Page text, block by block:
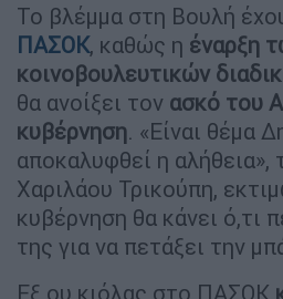
Το βλέμμα στη Βουλή
ΠΑΣΟΚ, καθώς η έναρξη
κοινοβουλευτικών
θα ανοίξει τον ασκό του
κυβέρνηση. «Είναι θέμα
αποκαλυφθεί η αλήθεια»,
Χαριλάου Τρικούπη,
κυβέρνηση θα κάνει ό,τι
της για να πετάξει την
Εξ ου κιόλας στο ΠΑΣΟΚ